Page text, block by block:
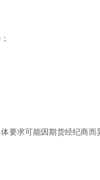
要求可能因期货经纪商而